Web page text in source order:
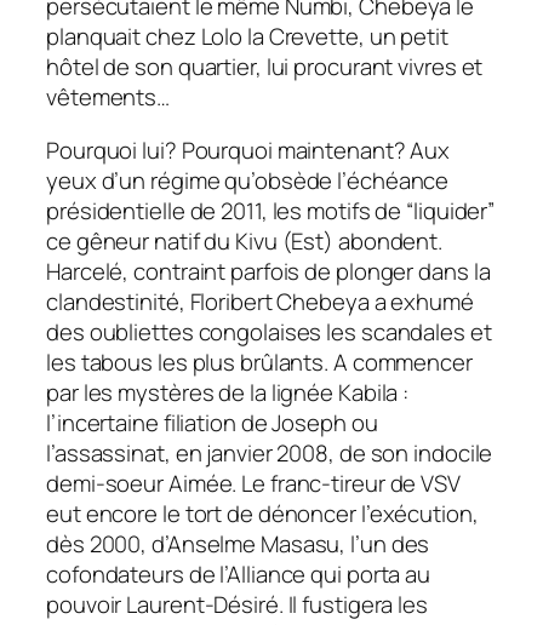
planquait chez Lolo la Crevette, un petit
hôtel de son quartier, lui procurant vivres et
vêtements…
Pourquoi lui? Pourquoi maintenant? Aux
yeux d’un régime qu’obsède l’échéance
présidentielle de 2011, les motifs de “liquider”
ce gêneur natif du Kivu (Est) abondent.
Harcelé, contraint parfois de plonger dans la
clandestinité, Floribert Chebeya a exhumé
des oubliettes congolaises les scandales et
les tabous les plus brûlants. A commencer
par les mystères de la lignée Kabila :
l’incertaine filiation de Joseph ou
l’assassinat, en janvier 2008, de son indocile
demi-soeur Aimée. Le franc-tireur de VSV
eut encore le tort de dénoncer l’exécution,
dès 2000, d’Anselme Masasu, l’un des
cofondateurs de l’Alliance qui porta au
pouvoir Laurent-Désiré. Il fustigera les